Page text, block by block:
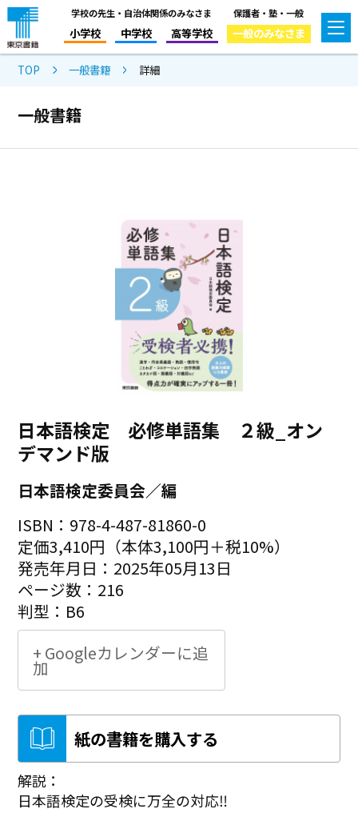
学校の先生・自治体関係のみなさま
小学校 中学校 高等学校
保護者・塾・一般
一般のみなさま
TOP 一般書籍 詳細
一般書籍
日本語検定 必修単語集 ２級_オン
デマンド版
日本語検定委員会／編
ISBN：978-4-487-81860-0
定価3,410円（本体3,100円＋税10%）
発売年月日：2025年05月13日
ページ数：216
判型：B6
+ Googleカレンダーに追
加
紙の書籍を購入する
解説：
日本語検定の受検に万全の対応‼